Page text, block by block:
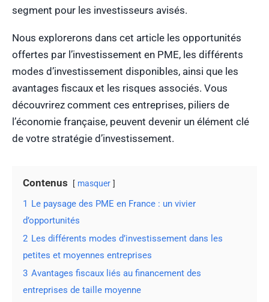
segment pour les investisseurs avisés.
Nous explorerons dans cet article les opportunités
offertes par l’investissement en PME, les différents
modes d’investissement disponibles, ainsi que les
avantages fiscaux et les risques associés. Vous
découvrirez comment ces entreprises, piliers de
l’économie française, peuvent devenir un élément clé
de votre stratégie d’investissement.
Contenus masquer
1 Le paysage des PME en France : un vivier
d’opportunités
2 Les différents modes d’investissement dans les
petites et moyennes entreprises
3 Avantages fiscaux liés au financement des
entreprises de taille moyenne